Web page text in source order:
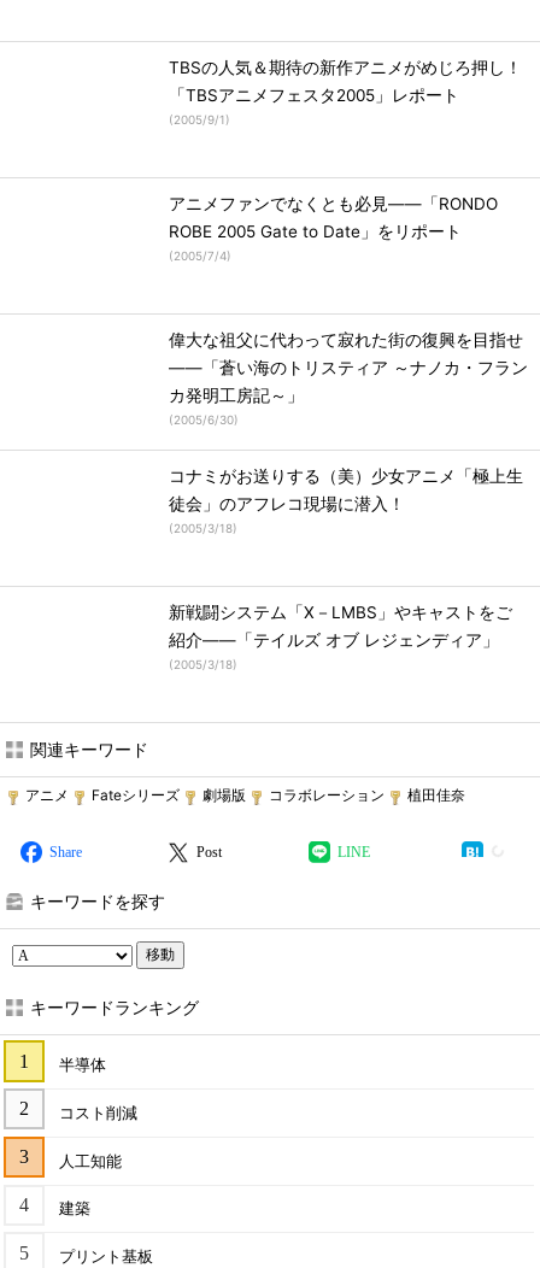
TBSの人気＆期待の新作アニメがめじろ押し！
「TBSアニメフェスタ2005」レポート
(2005/9/1)
アニメファンでなくとも必見――「RONDO
ROBE 2005 Gate to Date」をリポート
(2005/7/4)
偉大な祖父に代わって寂れた街の復興を目指せ
――「蒼い海のトリスティア ～ナノカ・フラン
カ発明工房記～」
(2005/6/30)
コナミがお送りする（美）少女アニメ「極上生
徒会」のアフレコ現場に潜入！
(2005/3/18)
新戦闘システム「X－LMBS」やキャストをご
紹介――「テイルズ オブ レジェンディア」
(2005/3/18)
関連キーワード
アニメ Fateシリーズ 劇場版 コラボレーション 植田佳奈
Share Post LINE
キーワードを探す
移動
キーワードランキング
半導体
コスト削減
人工知能
建築
プリント基板